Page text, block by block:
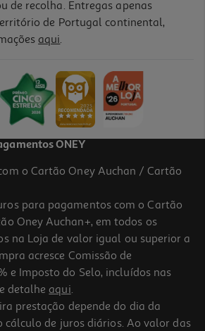
Qilive Q.5338 Creme 3l 1000w
Qilive Q.5338 Verde 3l 1000w
de recolha. Entregas apenas
de Portugal continental,
aqui.
ONEY
o Cartão Oney Auchan / Cartão
para pagamentos com o Cartão
Oney Auchan+, em todos os
na Loja de valor igual ou superior a
acresce Comissão de
e Imposto do Selo, incluídos nas
detalhe aqui.
prestação depende do dia da
cálculo de juros diários. Ao valor das